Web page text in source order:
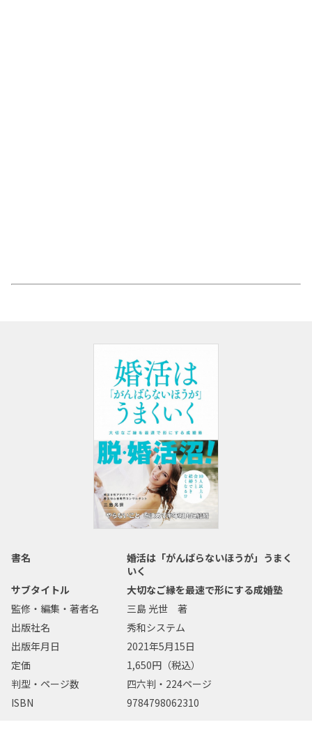
書名
婚活は「がんばらないほうが」うまく
いく
サブタイトル
大切なご縁を最速で形にする成婚塾
監修・編集・著者名
三島 光世 著
出版社名
秀和システム
出版年月日
2021年5月15日
定価
1,650円（税込）
判型・ページ数
四六判・224ページ
ISBN
9784798062310